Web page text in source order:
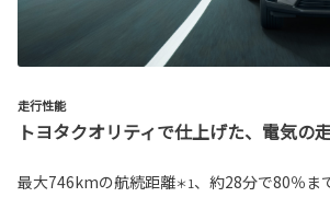
走行性能
トヨタクオリティで仕上げた、電気の走
最大746kmの航続距離＊1、約28分で80％ま